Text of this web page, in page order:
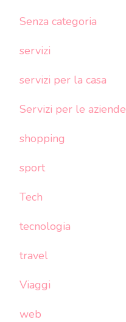
Senza categoria
servizi
servizi per la casa
Servizi per le aziende
shopping
sport
Tech
tecnologia
travel
Viaggi
web